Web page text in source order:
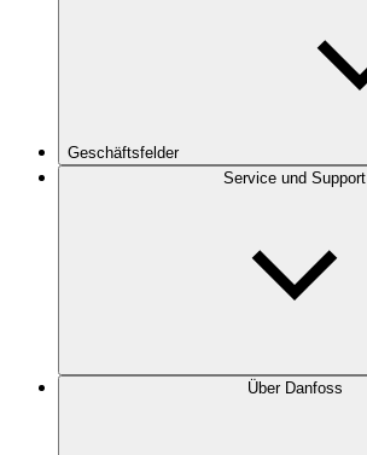
Geschäftsfelder
Service und Support
Über Danfoss